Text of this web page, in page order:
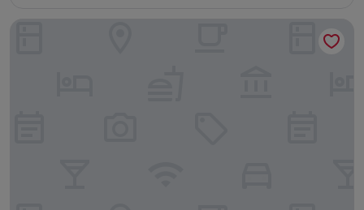
Stamford Bridge Hotel London